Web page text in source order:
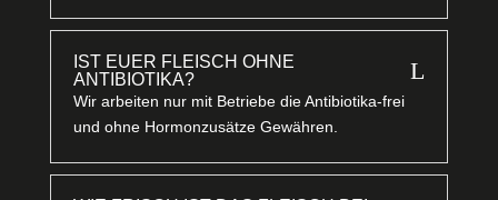
IST EUER FLEISCH OHNE
ANTIBIOTIKA?
L
Wir arbeiten nur mit Betriebe die Antibiotika-frei
und ohne Hormonzusätze Gewähren.